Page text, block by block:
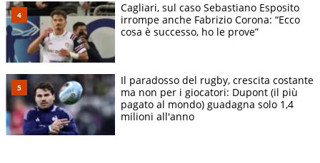
Cagliari, sul caso Sebastiano Esposito
irrompe anche Fabrizio Corona: “Ecco
cosa è successo, ho le prove”
Il paradosso del rugby, crescita costante
ma non per i giocatori: Dupont (il più
pagato al mondo) guadagna solo 1,4
milioni all'anno